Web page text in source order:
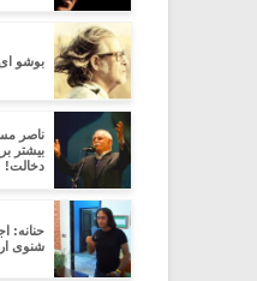
بوشو
ناصر
بیشتر
دخالت!
حنانه:
شنوی